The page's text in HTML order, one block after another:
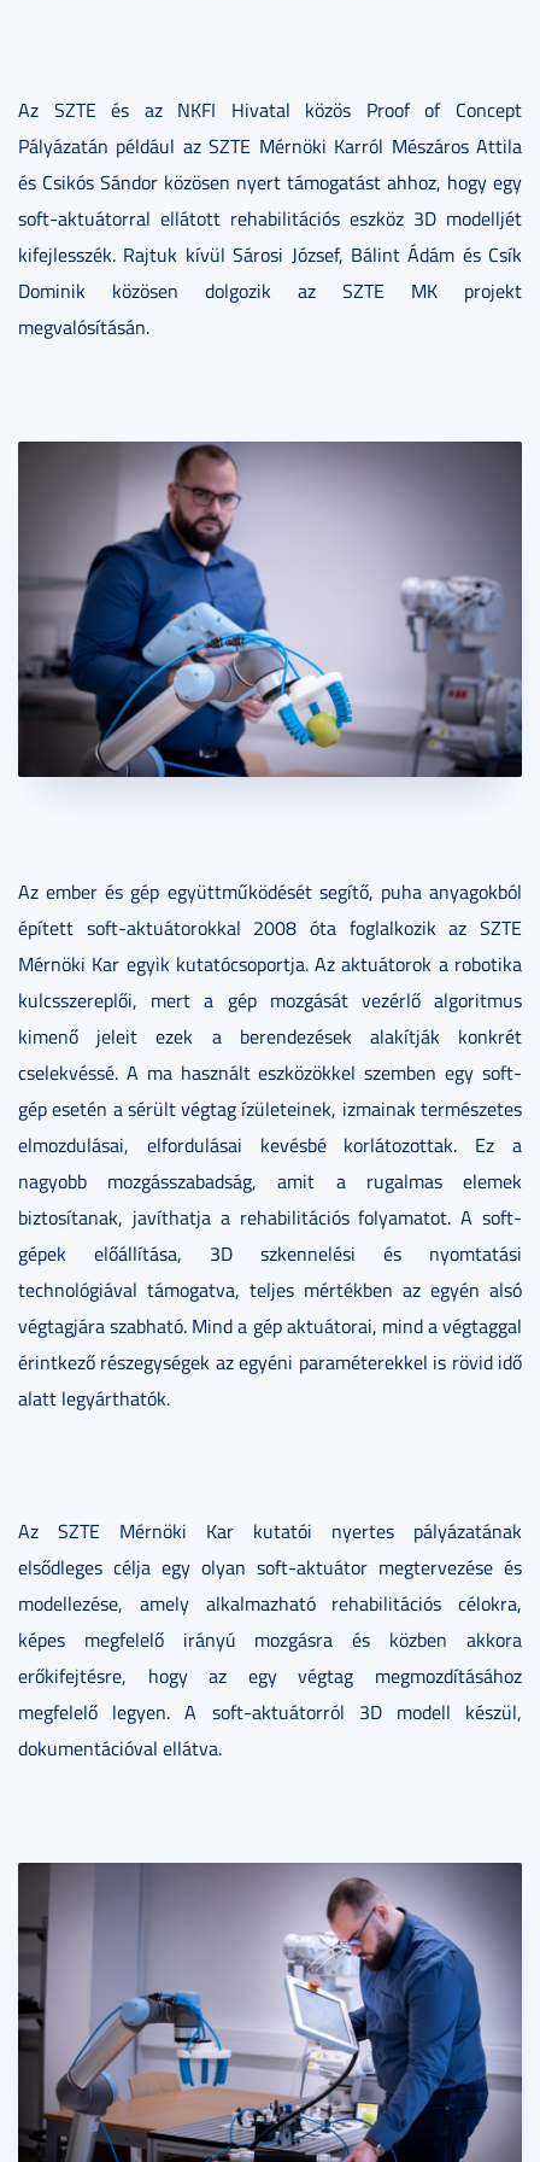
Az SZTE és az NKFI Hivatal közös Proof of Concept
Pályázatán például az SZTE Mérnöki Karról Mészáros Attila
és Csikós Sándor közösen nyert támogatást ahhoz, hogy egy
soft-aktuátorral ellátott rehabilitációs eszköz 3D modelljét
kifejlesszék. Rajtuk kívül Sárosi József, Bálint Ádám és Csík
Dominik közösen dolgozik az SZTE MK projekt
megvalósításán.
Az ember és gép együttműködését segítő, puha anyagokból
épített soft-aktuátorokkal 2008 óta foglalkozik az SZTE
Mérnöki Kar egyik kutatócsoportja. Az aktuátorok a robotika
kulcsszereplői, mert a gép mozgását vezérlő algoritmus
kimenő jeleit ezek a berendezések alakítják konkrét
cselekvéssé. A ma használt eszközökkel szemben egy soft-
gép esetén a sérült végtag ízületeinek, izmainak természetes
elmozdulásai, elfordulásai kevésbé korlátozottak. Ez a
nagyobb mozgásszabadság, amit a rugalmas elemek
biztosítanak, javíthatja a rehabilitációs folyamatot. A soft-
gépek előállítása, 3D szkennelési és nyomtatási
technológiával támogatva, teljes mértékben az egyén alsó
végtagjára szabható. Mind a gép aktuátorai, mind a végtaggal
érintkező részegységek az egyéni paraméterekkel is rövid idő
alatt legyárthatók.
Az SZTE Mérnöki Kar kutatói nyertes pályázatának
elsődleges célja egy olyan soft-aktuátor megtervezése és
modellezése, amely alkalmazható rehabilitációs célokra,
képes megfelelő irányú mozgásra és közben akkora
erőkifejtésre, hogy az egy végtag megmozdításához
megfelelő legyen. A soft-aktuátorról 3D modell készül,
dokumentációval ellátva.